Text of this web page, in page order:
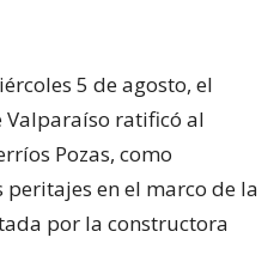
5 de agosto, el
Valparaíso ratificó al
Pozas, como
en el marco de la
por la constructora